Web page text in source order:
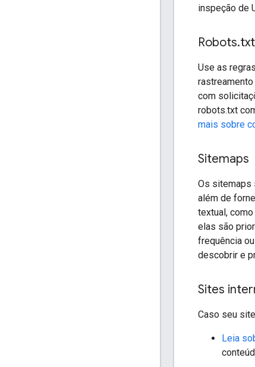
inspeção de
Robots.txt
Use as
com
robots.txt
mais sobre
Sitemaps
Os sitemaps
além de
textual,
elas são
frequência
descobrir e
Sites
Caso seu
Leia